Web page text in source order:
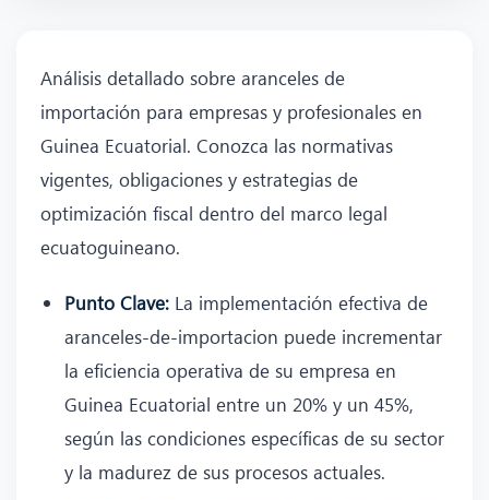
Análisis detallado sobre aranceles de
importación para empresas y profesionales en
Guinea Ecuatorial. Conozca las normativas
vigentes, obligaciones y estrategias de
optimización fiscal dentro del marco legal
ecuatoguineano.
Punto Clave: La implementación efectiva de
aranceles-de-importacion puede incrementar
la eficiencia operativa de su empresa en
Guinea Ecuatorial entre un 20% y un 45%,
según las condiciones específicas de su sector
y la madurez de sus procesos actuales.